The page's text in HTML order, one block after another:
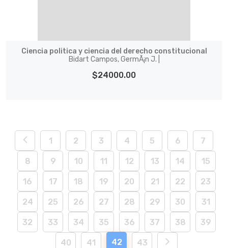
Ciencia politica y ciencia del derecho constitucional
Bidart Campos, GermÃ¡n J. |
$24000.00
1 2 3 4 5 6 7
8 9 10 11 12 13 14 15
16 17 18 19 20 21 22 23
24 25 26 27 28 29 30 31
32 33 34 35 36 37 38 39
40 41 42 43